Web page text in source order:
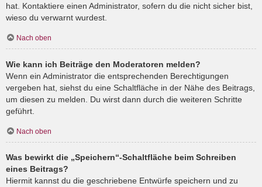
hat. Kontaktiere einen Administrator, sofern du die nicht sicher bist,
wieso du verwarnt wurdest.
Nach oben
Wie kann ich Beiträge den Moderatoren melden?
Wenn ein Administrator die entsprechenden Berechtigungen
vergeben hat, siehst du eine Schaltfläche in der Nähe des Beitrags,
um diesen zu melden. Du wirst dann durch die weiteren Schritte
geführt.
Nach oben
Was bewirkt die „Speichern“-Schaltfläche beim Schreiben
eines Beitrags?
Hiermit kannst du die geschriebene Entwürfe speichern und zu